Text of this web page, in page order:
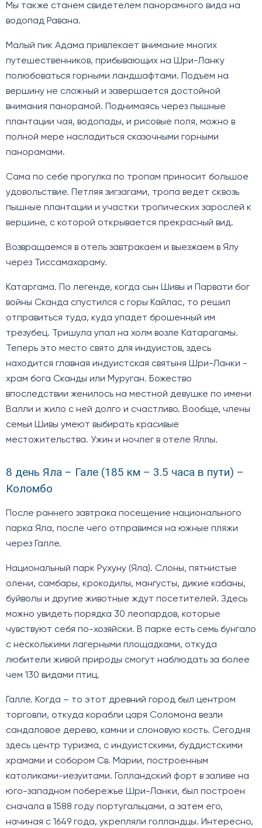
Мы также станем свидетелем панорамного вида на
водопад Равана.
Малый пик Адама привлекает внимание многих
путешественников, прибывающих на Шри-Ланку
полюбоваться горными ландшафтами. Подъем на
вершину не сложный и завершается достойной
внимания панорамой. Поднимаясь через пышные
плантации чая, водопады, и рисовые поля, можно в
полной мере насладиться сказочными горными
панорамами.
Сама по себе прогулка по тропам приносит большое
удовольствие. Петляя зигзагами, тропа ведет сквозь
пышные плантации и участки тропических зарослей к
вершине, с которой открывается прекрасный вид.
Возвращаемся в отель завтракаем и выезжаем в Ялу
через Тиссамахараму.
Катаргама. По легенде, когда сын Шивы и Парвати бог
войны Сканда спустился с горы Кайлас, то решил
отправиться туда, куда упадет брошенный им
трезубец. Тришула упал на холм возле Катарагамы.
Теперь это место свято для индуистов, здесь
находится главная индуистская святыня Шри-Ланки -
храм бога Сканды или Муруган. Божество
впоследствии женилось на местной девушке по имени
Валли и жило с ней долго и счастливо. Вообще, члены
семьи Шивы умеют выбирать красивые
местожительства. Ужин и ночлег в отеле Яллы.
8 день Яла – Гале (185 км – 3.5 часа в пути) –
Коломбо
После раннего завтрака посещение национального
парка Яла, после чего отправимся на южные пляжи
через Галле.
Национальный парк Рухуну (Яла). Слоны, пятнистые
олени, самбары, крокодилы, мангусты, дикие кабаны,
буйволы и другие животные ждут посетителей. Здесь
можно увидеть порядка 30 леопардов, которые
чувствуют себя по-хозяйски. В парке есть семь бунгало
с несколькими лагерными площадками, откуда
любители живой природы смогут наблюдать за более
чем 130 видами птиц.
Галле. Когда – то этот древний город был центром
торговли, откуда корабли царя Соломона везли
сандаловое дерево, камни и слоновую кость. Сегодня
здесь центр туризма, с индуистскими, буддистскими
храмами и собором Св. Марии, построенным
католиками-иезуитами. Голландский форт в заливе на
юго-западном побережье Шри-Ланки, был построен
сначала в 1588 году португальцами, а затем его,
начиная с 1649 года, укрепляли голландцы. Интересно,